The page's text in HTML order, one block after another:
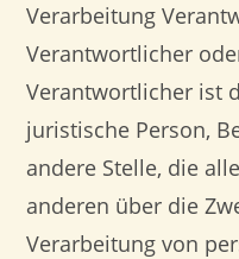
Verarbeitung
Verantwortlicher
Verantwortlicher ist
juristische Person,
andere Stelle, die
anderen über die
Verarbeitung von